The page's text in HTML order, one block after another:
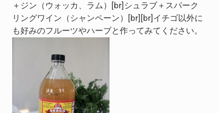
＋ジン（ウォッカ、ラム）[br]シュラブ＋スパーク
リングワイン（シャンペーン）[br][br]イチゴ以外に
も好みのフルーツやハーブと作ってみてください。